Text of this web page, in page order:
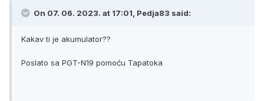
On 07. 06. 2023. at 17:01, Pedja83 said:
Kakav ti je akumulator??
Poslato sa PGT-N19 pomoću Tapatoka